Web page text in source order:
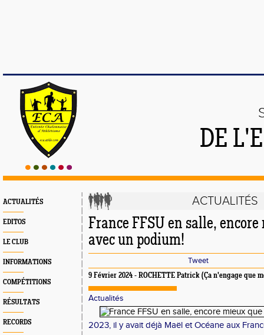
DE
ACTUALITÉS
EDITOS
LE CLUB
INFORMATIONS
COMPÉTITIONS
RÉSULTATS
RECORDS
ACTUALITÉS
France FFSU en salle,
avec un podium!
Tweet
9 Février 2024 - ROCHETTE Patrick (Ça n'engage que
Actualités
2023, il y avait déjà Maël et Océane aux